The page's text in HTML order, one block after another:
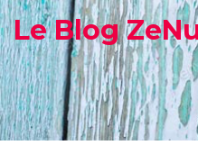
Le Blog